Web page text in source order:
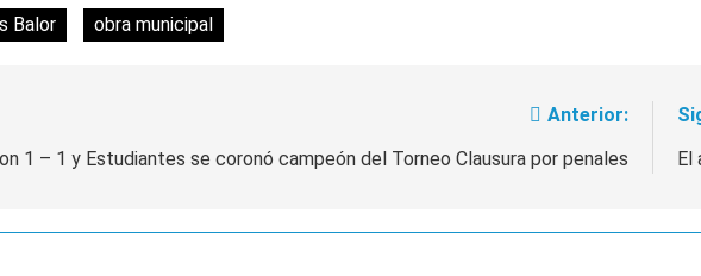
Balor obra municipal
Anterior:
1 – 1 y Estudiantes se coronó campeón del Torneo Clausura por penales
El